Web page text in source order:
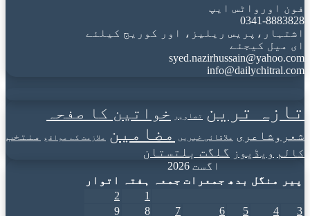
فون اورواٹس ایپ
0341-8883828
اشتہار،پریس ریلیز، اور کوریج کیلئے
ای میل کیجئے
syed.nazirhussain@yahoo.com
info@dailychitral.com
تازہ ترین تصاویر خواتین کا صفحہ
شعروشاعری علاقائی خبریں مضامین ملازمت کے مواقع
منتخب
کالم ویڈیوز گلگت بلتستان
اگست 2026
پیر
منگل بدھ جمعرات جمعہ ہفتہ
اتوار
1
2
3
4
5
6
7
8
9